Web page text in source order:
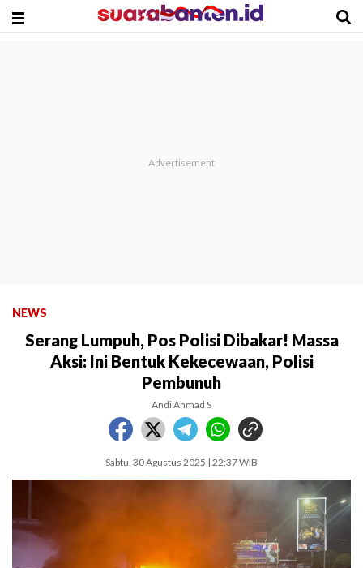
NEWS
Serang Lumpuh, Pos Polisi Dibakar! Massa
Aksi: Ini Bentuk Kekecewaan, Polisi
Pembunuh
Andi Ahmad S
Sabtu, 30 Agustus 2025 | 22:37 WIB